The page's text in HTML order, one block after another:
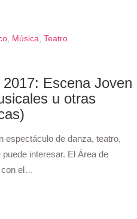
Música Teatro
Escena Joven
u otras
espectáculo de danza, teatro,
interesar. El Área de
con el…